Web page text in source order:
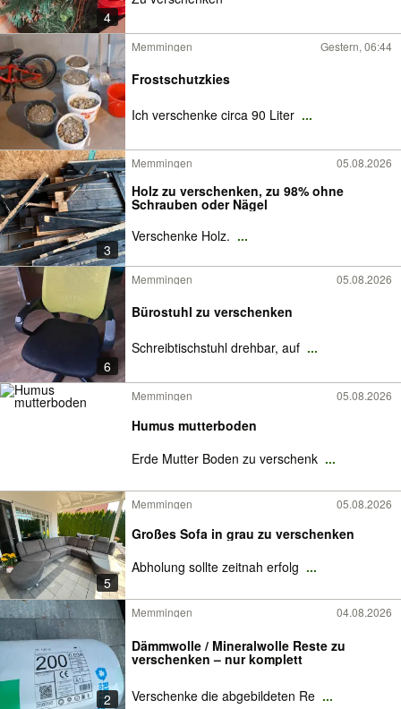
4
Memmingen Gestern, 06:44
Frostschutzkies
Ich verschenke circa 90 Liter ...
3
Memmingen 05.08.2026
Holz zu verschenken, zu 98% ohne
Schrauben oder Nägel
Verschenke Holz. ...
6
Memmingen 05.08.2026
Bürostuhl zu verschenken
Schreibtischstuhl drehbar, auf ...
Memmingen 05.08.2026
Humus mutterboden
Erde Mutter Boden zu verschenk ...
5
Memmingen 05.08.2026
Großes Sofa in grau zu verschenken
Abholung sollte zeitnah erfolg ...
2
Memmingen 04.08.2026
Dämmwolle / Mineralwolle Reste zu
verschenken – nur komplett
Verschenke die abgebildeten Re ...